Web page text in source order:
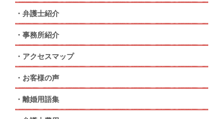
弁護士紹介
事務所紹介
アクセスマップ
お客様の声
離婚用語集